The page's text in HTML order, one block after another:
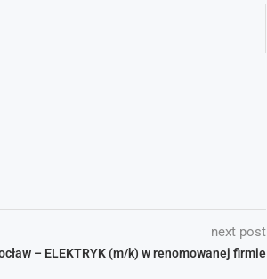
next post
– ELEKTRYK (m/k) w renomowanej firmie